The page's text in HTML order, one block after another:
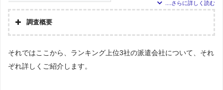
調査概要
株式会社アドバンスフロー
調査対象とした派遣会社について
それではここから、ランキング上位3社の派遣会社について、それ
ぞれ詳しくご紹介します。